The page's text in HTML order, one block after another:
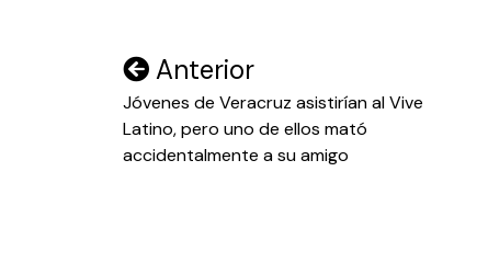
Navegación
de
entradas
Anterior
Jóvenes de Veracruz asistirían al Vive
Latino, pero uno de ellos mató
accidentalmente a su amigo